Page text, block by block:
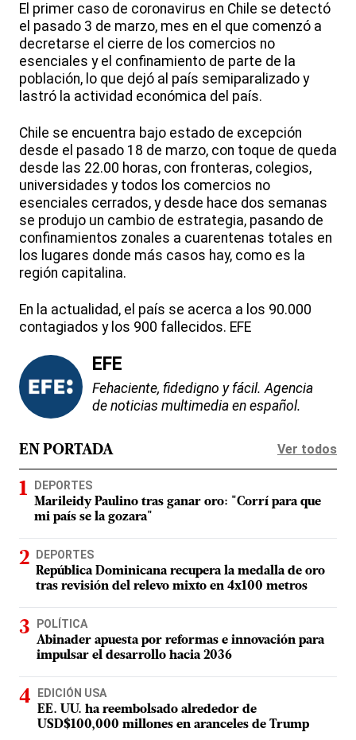
El primer caso de coronavirus en Chile se detectó
el pasado 3 de marzo, mes en el que comenzó a
decretarse el cierre de los comercios no
esenciales y el confinamiento de parte de la
población, lo que dejó al país semiparalizado y
lastró la actividad económica del país.
Chile se encuentra bajo estado de excepción
desde el pasado 18 de marzo, con toque de queda
desde las 22.00 horas, con fronteras, colegios,
universidades y todos los comercios no
esenciales cerrados, y desde hace dos semanas
se produjo un cambio de estrategia, pasando de
confinamientos zonales a cuarentenas totales en
los lugares donde más casos hay, como es la
región capitalina.
En la actualidad, el país se acerca a los 90.000
contagiados y los 900 fallecidos. EFE
EFE
Fehaciente, fidedigno y fácil. Agencia
de noticias multimedia en español.
EN PORTADA Ver todos
DEPORTES
Marileidy Paulino tras ganar oro: "Corrí para que
mi país se la gozara"
DEPORTES
República Dominicana recupera la medalla de oro
tras revisión del relevo mixto en 4x100 metros
POLÍTICA
Abinader apuesta por reformas e innovación para
impulsar el desarrollo hacia 2036
EDICIÓN USA
EE. UU. ha reembolsado alrededor de
USD$100,000 millones en aranceles de Trump